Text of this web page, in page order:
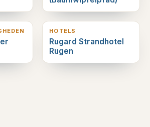
5 km verderop
HOTELS
Rugard Strandhotel
Rugen